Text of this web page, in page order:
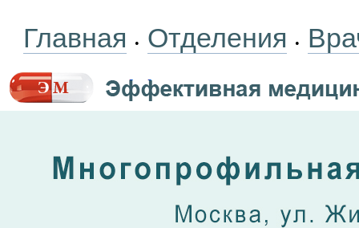
Главная • Отделения •